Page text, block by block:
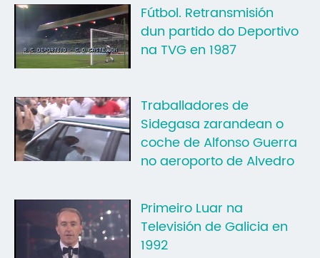
Fútbol. Retransmisión
dun partido do Deportivo
na TVG en 1987
Traballadores de
Sidegasa zarandean o
coche de Alfonso Guerra
no aeroporto de Alvedro
Primeiro Luar na
Televisión de Galicia en
1992